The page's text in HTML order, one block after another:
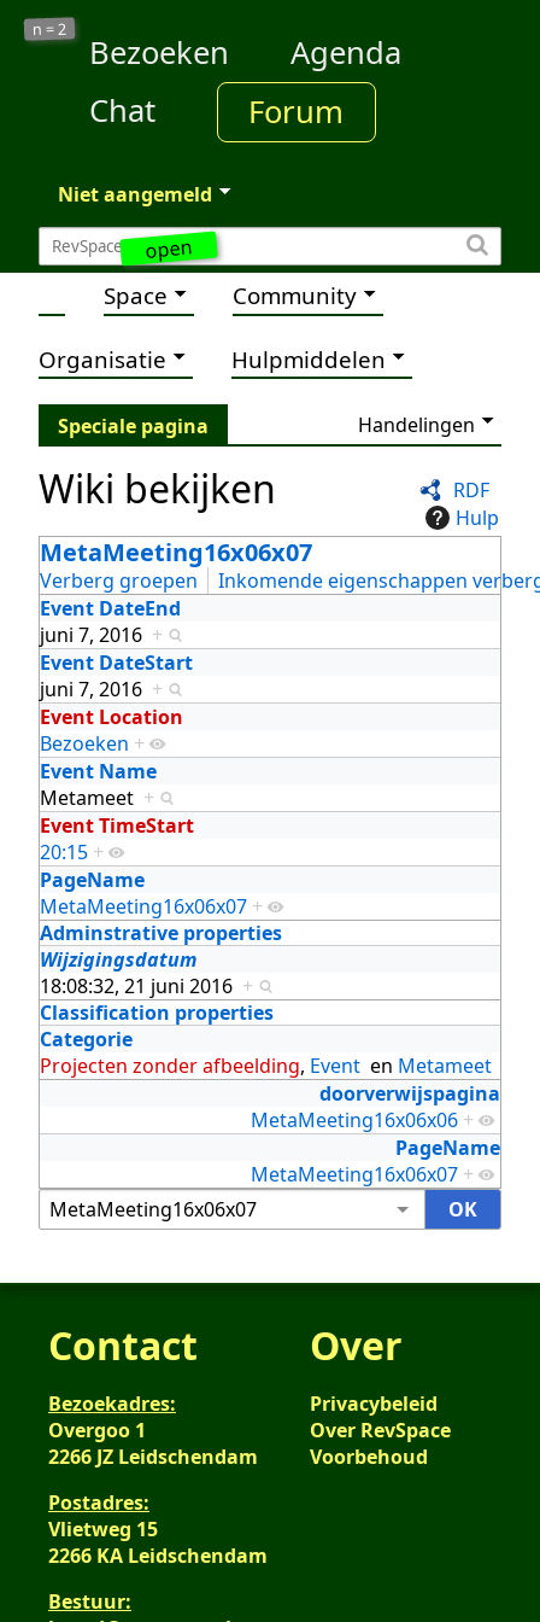
open
n =2
Bezoeken
Agenda
Chat
Forum
Niet aangemeld
Space Community
Organisatie Hulpmiddelen
Speciale pagina Handelingen
RDF
Hulp
Wiki bekijken
MetaMeeting16x06x07
Verberg groepen
Inkomende eigenschappen
Event DateEnd
juni 7, 2016 +
Event DateStart
juni 7, 2016 +
Event Location
Bezoeken +
Event Name
Metameet +
Event TimeStart
20:15 +
PageName
MetaMeeting16x06x07 +
Adminstrative properties
Wijzigingsdatum
18:08:32, 21 juni 2016 +
Classification properties
Categorie
Projecten zonder afbeelding, Event en Metameet
doorverwijspagina
MetaMeeting16x06x06 +
PageName
MetaMeeting16x06x07 +
Contact
Bezoekadres:
Overgoo 1
2266 JZ Leidschendam
Postadres:
Vlietweg 15
2266 KA Leidschendam
Bestuur:
Over
Privacybeleid
Over RevSpace
Voorbehoud